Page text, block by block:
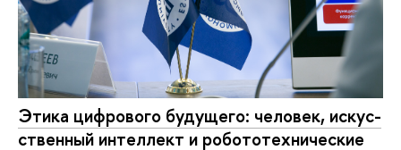
Этика цифрового будущего: человек, ис­кус­
ствен­ный интеллект и ро­бо­то­тех­ни­че­ские